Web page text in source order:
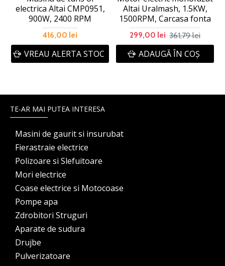
electrica Altai CMP0951,
900W, 2400 RPM
416,00 lei
VREAU ALERTA STOC
Altai Uralmash, 1.5KW,
1500RPM, Carcasa fonta
299,00 lei 361,79 lei
ADAUGĂ ÎN COŞ
TE-AR MAI PUTEA INTERESA
Masini de gaurit si insurubat
Fierastraie electrice
Polizoare si Slefuitoare
Mori electrice
Coase electrice si Motocoase
Pompe apa
Zdrobitori Struguri
Aparate de sudura
Drujbe
Pulverizatoare